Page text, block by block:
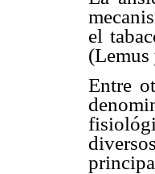
el
Entre